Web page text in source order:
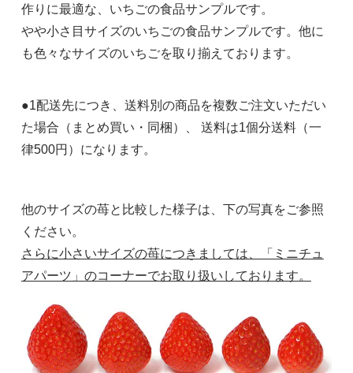
作りに最適な、いちごの食品サンプルです。
やや小さ目サイズのいちごの食品サンプルです。他に
も色々なサイズのいちごを取り揃えております。
●1配送先につき、送料別の商品を複数ご注文いただい
た場合（まとめ買い・同梱）、 送料は1個分送料（一
律500円）になります。
他のサイズの苺と比較した様子は、下の写真をご参照
ください。
さらに小さいサイズの苺につきましては、「ミニチュ
アパーツ」のコーナーでお取り扱いしております。